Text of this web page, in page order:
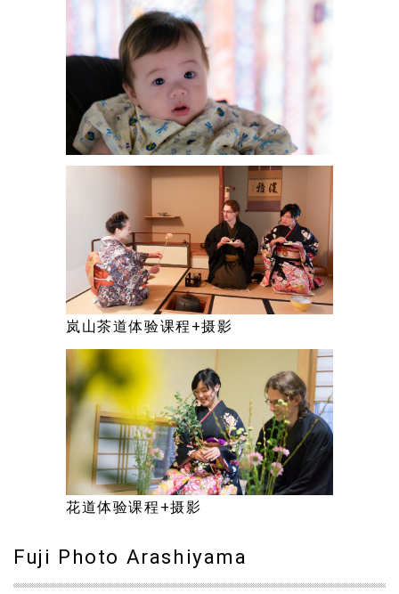
岚山茶道体验课程+摄影
花道体验课程+摄影
Fuji Photo Arashiyama